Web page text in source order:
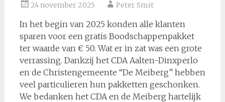
24 november 2025 Peter Smit
In het begin van 2025 konden alle klanten
sparen voor een gratis Boodschappenpakket
ter waarde van € 50. Wat er in zat was een grote
verrassing. Dankzij het CDA Aalten-Dinxperlo
en de Christengemeente “De Meiberg” hebben
veel particulieren hun pakketten geschonken.
We bedanken het CDA en de Meiberg hartelijk